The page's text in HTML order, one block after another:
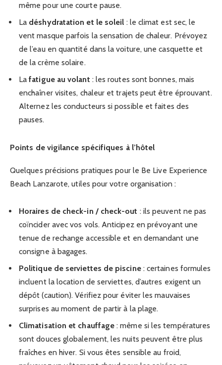
même pour une courte pause.
La déshydratation et le soleil : le climat est sec, le
vent masque parfois la sensation de chaleur. Prévoyez
de l’eau en quantité dans la voiture, une casquette et
de la crème solaire.
Lafatigue au volant : les routes sont bonnes, mais
enchaîner visites, chaleur et trajets peut être éprouvant.
Alternez les conducteurs si possible et faites des
pauses.
Points de vigilance spécifiques à l’hôtel
Quelques précisions pratiques pour le Be Live Experience
Beach Lanzarote, utiles pour votre organisation :
Horaires de check-in / check-out : ils peuvent ne pas
coïncider avec vos vols. Anticipez en prévoyant une
tenue de rechange accessible et en demandant une
consigne à bagages.
Politique de serviettes de piscine: certaines formules
incluent la location de serviettes, d’autres exigent un
dépôt (caution). Vérifiez pour éviter les mauvaises
surprises au moment de partir à la plage.
Climatisation et chauffage : même si les températures
sont douces globalement, les nuits peuvent être plus
fraîches en hiver. Si vous êtes sensible au froid,